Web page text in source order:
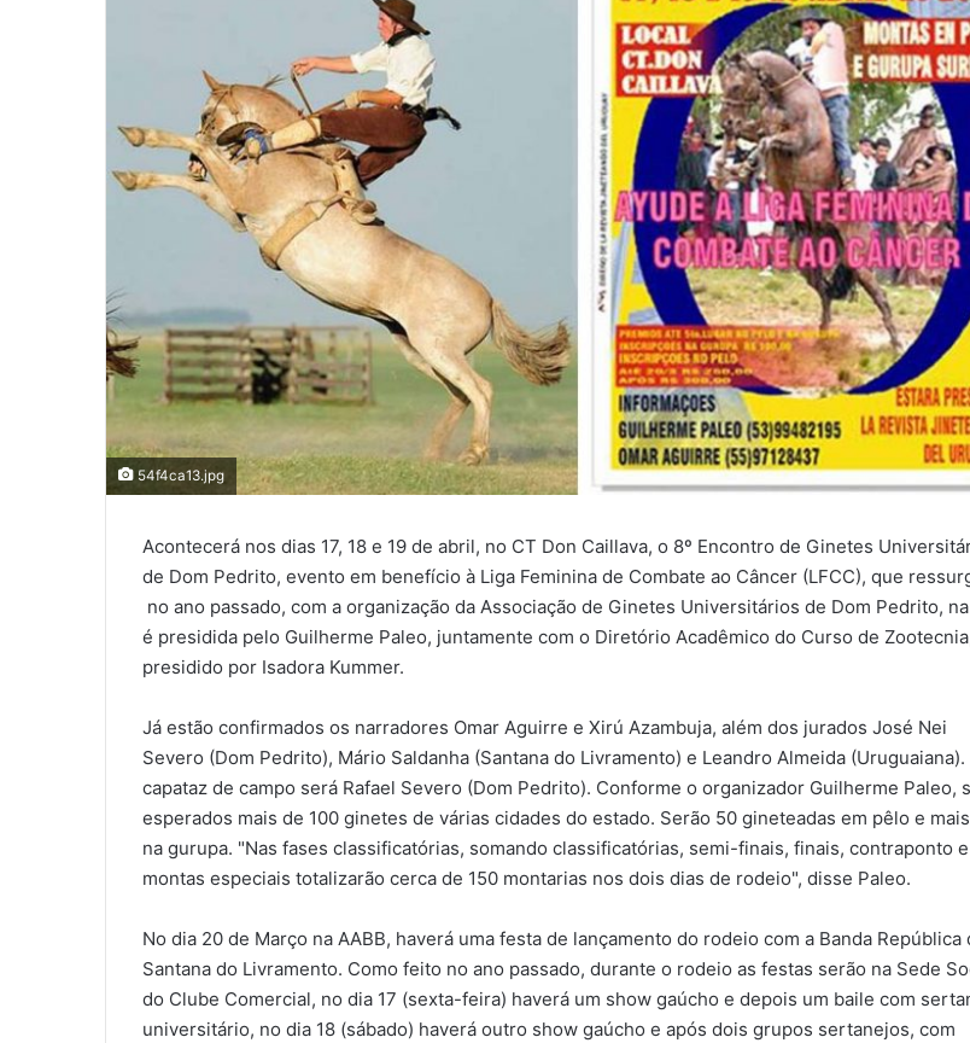
54f4ca13.jpg
Acontecerá nos dias 17, 18 e 19 de abril, no CT Don Caillava, o 8º Encontro de Ginetes
de Dom Pedrito, evento em benefício à Liga Feminina de Combate ao Câncer (LFCC), que
no ano passado, com a organização da Associação de Ginetes Universitários de Dom Pedrito,
é presidida pelo Guilherme Paleo, juntamente com o Diretório Acadêmico do Curso de
presidido por Isadora Kummer.
Já estão confirmados os narradores Omar Aguirre e Xirú Azambuja, além dos jurados José Nei
Severo (Dom Pedrito), Mário Saldanha (Santana do Livramento) e Leandro Almeida (Uruguaiana).
capataz de campo será Rafael Severo (Dom Pedrito). Conforme o organizador Guilherme Paleo,
esperados mais de 100 ginetes de várias cidades do estado. Serão 50 gineteadas em pêlo e
na gurupa. "Nas fases classificatórias, somando classificatórias, semi-finais, finais, contraponto e
montas especiais totalizarão cerca de 150 montarias nos dois dias de rodeio", disse Paleo.
No dia 20 de Março na AABB, haverá uma festa de lançamento do rodeio com a Banda República
Santana do Livramento. Como feito no ano passado, durante o rodeio as festas serão na Sede
do Clube Comercial, no dia 17 (sexta-feira) haverá um show gaúcho e depois um baile com
universitário, no dia 18 (sábado) haverá outro show gaúcho e após dois grupos sertanejos, com